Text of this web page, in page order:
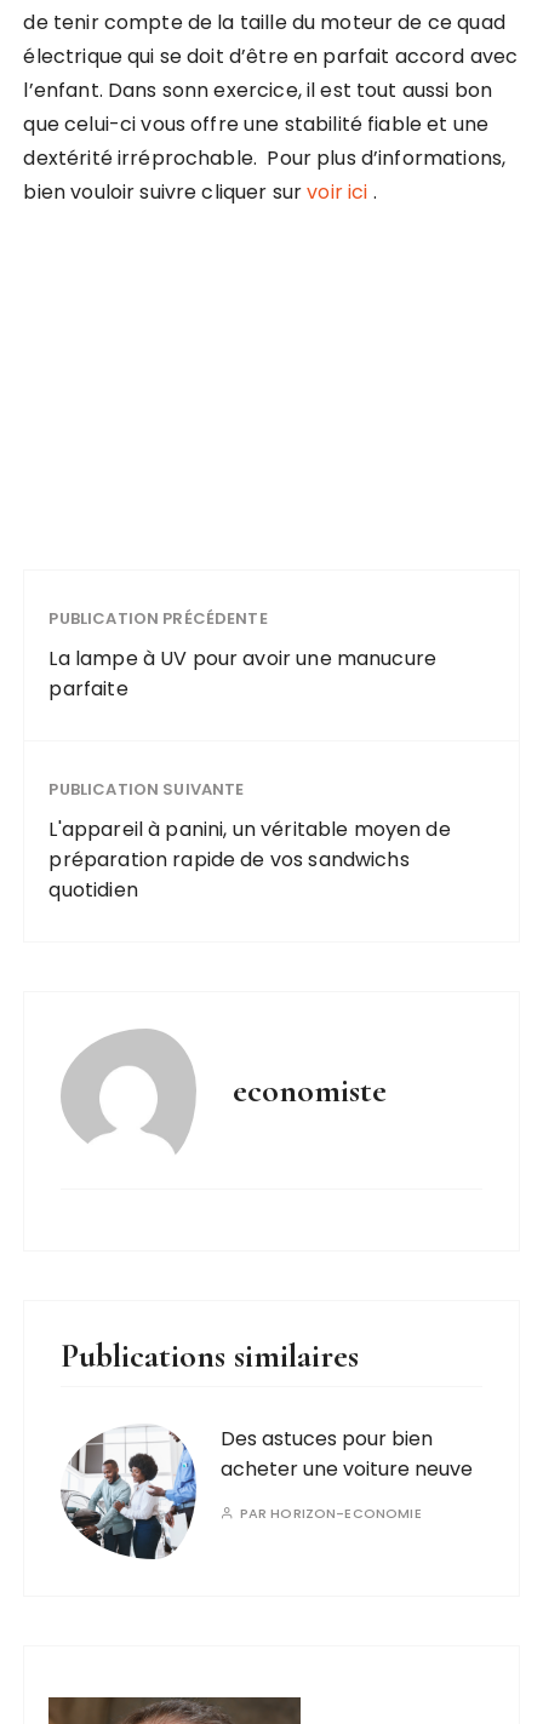
de tenir compte de la taille du moteur de ce quad
électrique qui se doit d’être en parfait accord avec
l’enfant. Dans sonn exercice, il est tout aussi bon
que celui-ci vous offre une stabilité fiable et une
dextérité irréprochable. Pour plus d’informations,
bien vouloir suivre cliquer survoir ici .
PUBLICATION PRÉCÉDENTE
La lampe à UV pour avoir une manucure
parfaite
PUBLICATION SUIVANTE
L'appareil à panini, un véritable moyen de
préparation rapide de vos sandwichs
quotidien
economiste
Publications similaires
Des astuces pour bien
acheter une voiture neuve
PARHORIZON-ECONOMIE